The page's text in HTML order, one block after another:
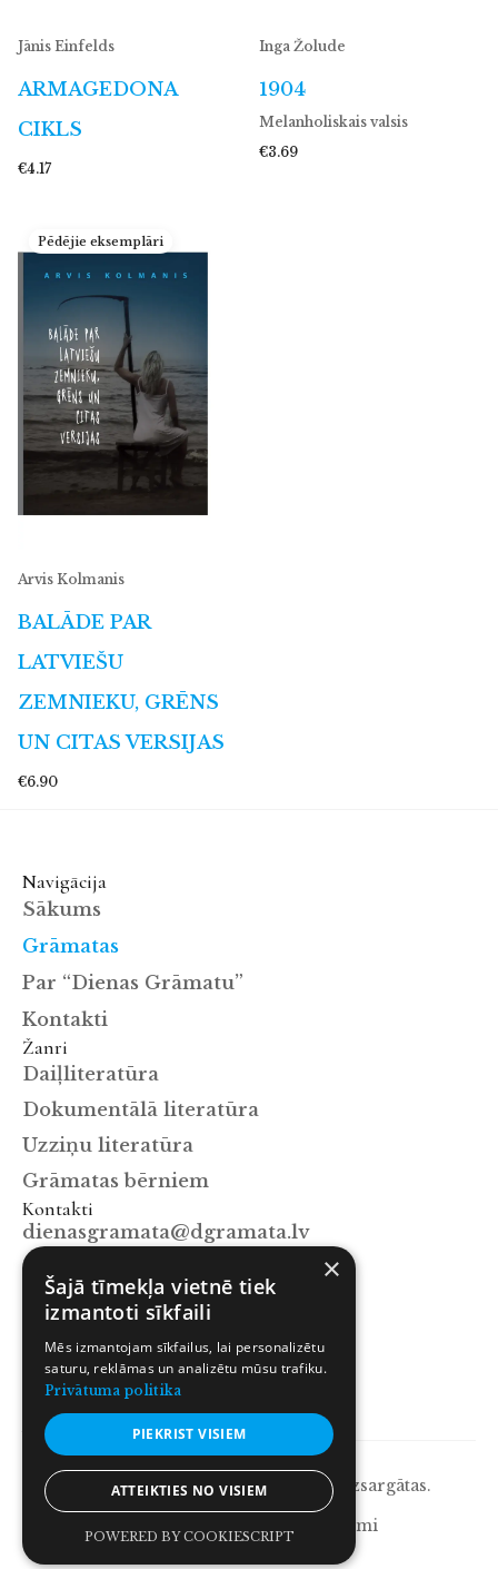
Jānis Einfelds
ARMAGEDONA
CIKLS
€4.17
Inga Žolude
1904
Melanholiskais valsis
€3.69
Pēdējie eksemplāri
Arvis Kolmanis
BALĀDE PAR
LATVIEŠU
ZEMNIEKU, GRĒNS
UN CITAS VERSIJAS
€6.90
Navigācija
Sākums
Grāmatas
Par “Dienas Grāmatu”
Kontakti
Žanri
Daiļliteratūra
Dokumentālā literatūra
Uzziņu literatūra
Grāmatas bērniem
Kontakti
dienasgramata@dgramata.lv
+371 67063129
Mūkusalas iela 15a, Rīga, LV-1004
Facebook
Instagram
X.com
© 2026 Dienas Grāmata. Visas tiesības aizsargātas.
Lietošanas noteikumi
×
Šajā tīmekļa vietnē tiek
izmantoti sīkfaili
Mēs izmantojam sīkfailus, lai personalizētu
saturu, reklāmas un analizētu mūsu trafiku.
Privātuma politika
PIEKRIST VISIEM
ATTEIKTIES NO VISIEM
POWERED BY COOKIESCRIPT